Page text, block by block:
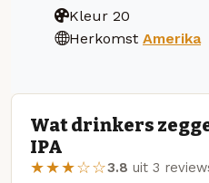
Kleur 20
Herkomst Amerika
Wat drinkers
IPA
★★★☆☆3.8 uit 3